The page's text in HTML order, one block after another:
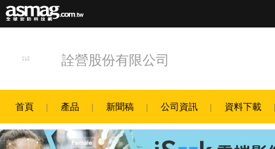
詮營股份有限公司
首頁 產品 新聞稿 公司資訊 資料下載